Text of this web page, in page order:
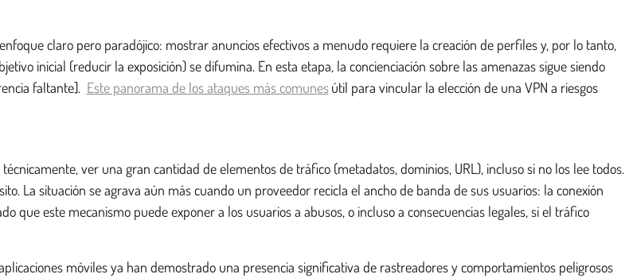
claro pero paradójico: mostrar anuncios efectivos a menudo requiere la creación de perfiles y, por lo tanto,
inicial (reducir la exposición) se difumina. En esta etapa, la concienciación sobre las amenazas sigue siendo
faltante]. Este panorama de los ataques más comunes útil para vincular la elección de una VPN a riesgos
ver una gran cantidad de elementos de tráfico (metadatos, dominios, URL), incluso si no los lee todos.
La situación se agrava aún más cuando un proveedor recicla el ancho de banda de sus usuarios: la conexión
que este mecanismo puede exponer a los usuarios a abusos, o incluso a consecuencias legales, si el tráfico
móviles ya han demostrado una presencia significativa de rastreadores y comportamientos peligrosos